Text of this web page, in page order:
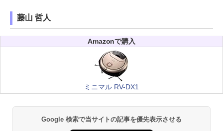
藤山 哲人
Amazonで購入
ミニマル RV-DX1
Google 検索で当サイトの記事を優先表示させる